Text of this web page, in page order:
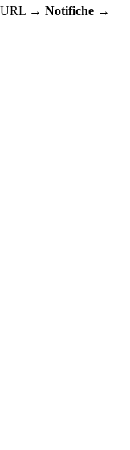
→ Notifiche →